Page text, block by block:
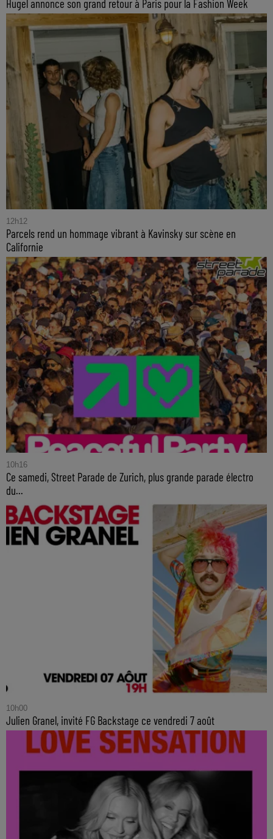
Hugel annonce son grand retour à Paris pour la Fashion Week
12h12
Parcels rend un hommage vibrant à Kavinsky sur scène en
Californie
10h16
Ce samedi, Street Parade de Zurich, plus grande parade électro
du...
10h00
Julien Granel, invité FG Backstage ce vendredi 7 août